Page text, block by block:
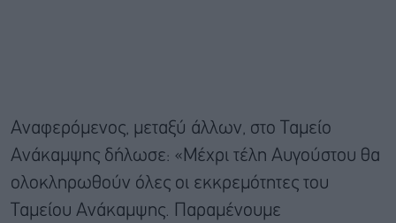
Αναφερόμενος, μεταξύ άλλων, στο Ταμείο
Ανάκαμψης δήλωσε: «Μέχρι τέλη Αυγούστου θα
ολοκληρωθούν όλες οι εκκρεμότητες του
Ταμείου Ανάκαμψης. Παραμένουμε